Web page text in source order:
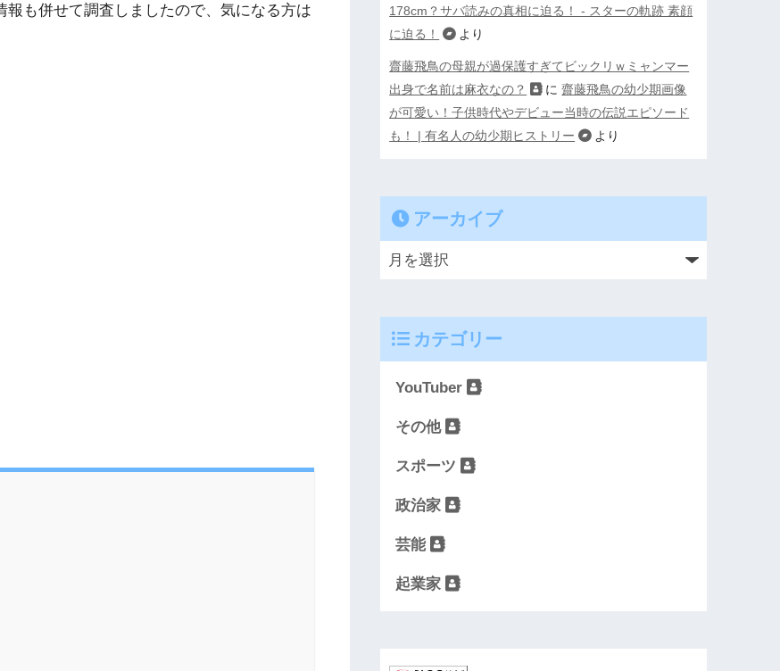
も併せて調査しましたので、気になる方は
178cm？サバ読みの真相に迫る！ - スターの軌跡 素顔
に迫る！
より
齋藤飛鳥の母親が過保護すぎてビックリｗミャンマー
出身で名前は麻衣なの？
に齋藤飛鳥の幼少期画像
が可愛い！子供時代やデビュー当時の伝説エピソード
も！ | 有名人の幼少期ヒストリー
より
アーカイブ
カテゴリー
YouTuber
その他
スポーツ
政治家
芸能
起業家